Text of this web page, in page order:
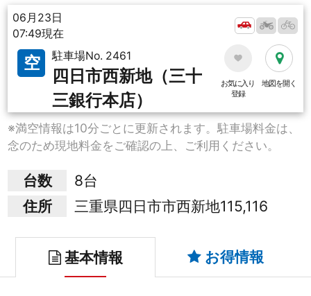
06月23日
07:49現在
空 駐車場No. 2461
四日市西新地（三十
三銀行本店）
お気に入り
登録
地図を開く
※満空情報は10分ごとに更新されます。駐車場料金は、
念のため現地料金をご確認の上、ご利用ください。
台数
8台
住所
三重県四日市市西新地115,116
基本情報 お得情報